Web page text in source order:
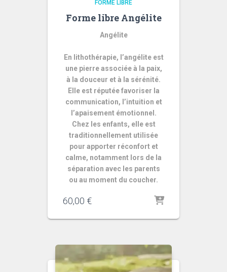
FORME LIBRE
Forme libre Angélite
Angélite
En lithothérapie, l’angélite est
une pierre associée à la paix,
à la douceur et à la sérénité.
Elle est réputée favoriser la
communication, l’intuition et
l’apaisement émotionnel.
Chez les enfants, elle est
traditionnellement utilisée
pour apporter réconfort et
calme, notamment lors de la
séparation avec les parents
ou au moment du coucher.
60,00 €